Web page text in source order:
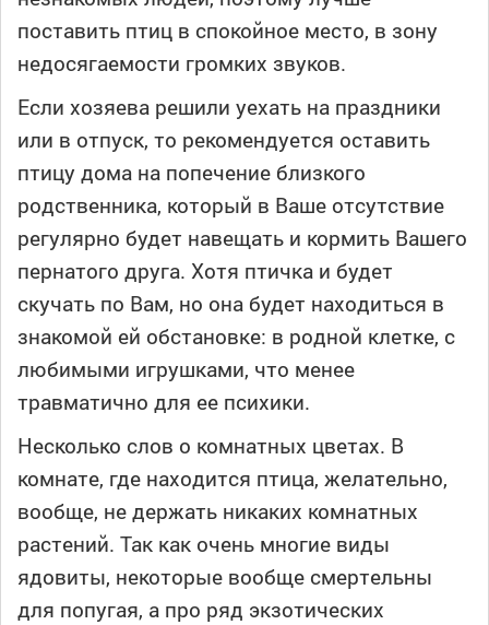
поставить птиц в спокойное место, в зону
недосягаемости громких звуков.
Если хозяева решили уехать на праздники
или в отпуск, то рекомендуется оставить
птицу дома на попечение близкого
родственника, который в Ваше отсутствие
регулярно будет навещать и кормить Вашего
пернатого друга. Хотя птичка и будет
скучать по Вам, но она будет находиться в
знакомой ей обстановке: в родной клетке, с
любимыми игрушками, что менее
травматично для ее психики.
Несколько слов о комнатных цветах. В
комнате, где находится птица, желательно,
вообще, не держать никаких комнатных
растений. Так как очень многие виды
ядовиты, некоторые вообще смертельны
для попугая, а про ряд экзотических